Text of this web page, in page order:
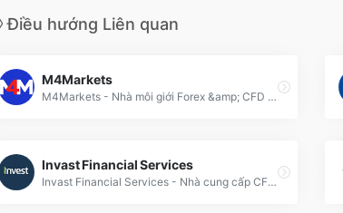
Điều hướng Liên quan
M4Markets
M4Markets - Nhà môi giới Forex &amp; CFD uy tín, cung cấp giao dịch đa tài sản với công nghệ tiên tiến và điều kiện cạnh tranh.
Invast Financial Services
Invast Financial Services - Nhà cung cấp CFD đa tài sản toàn cầu từ 2013, thuộc tập đoàn Invast Nhật Bản.